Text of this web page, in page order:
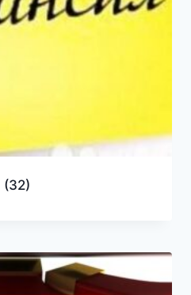
(32)